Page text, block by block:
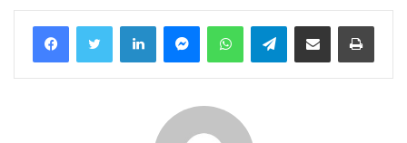
FacebookTwitter LinkedInMessengerWhatsAppTelegramCompartir por correo electrónico